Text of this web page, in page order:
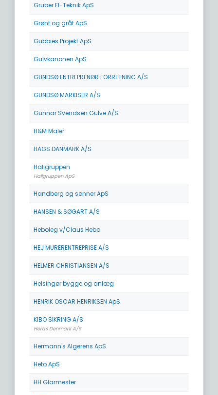
Gruber El-Teknik ApS
Grønt og gråt ApS
Gubbies Projekt ApS
Gulvkanonen ApS
GUNDSØ ENTREPRENØR FORRETNING A/S
GUNDSØ MARKISER A/S
Gunnar Svendsen Gulve A/S
H&M Maler
HAGS DANMARK A/S
Hallgruppen
Hallgruppen ApS
Handberg og sønner ApS
HANSEN & SØGART A/S
Heboleg v/Claus Hebo
HEJ MURERENTREPRISE A/S
HELMER CHRISTIANSEN A/S
Helsingør bygge og anlæg
HENRIK OSCAR HENRIKSEN ApS
KIBO SIKRING A/S
Heras Denmark A/S
Hermann's Algerens ApS
Heto ApS
HH Glarmester